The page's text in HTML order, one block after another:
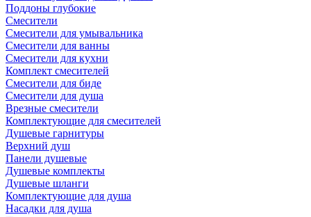
Поддоны глубокие
Смесители
Смесители для умывальника
Смесители для ванны
Смесители для кухни
Комплект смесителей
Смесители для биде
Смесители для душа
Врезные смесители
Комплектующие для смесителей
Душевые гарнитуры
Верхний душ
Панели душевые
Душевые комплекты
Душевые шланги
Комплектующие для душа
Насадки для душа